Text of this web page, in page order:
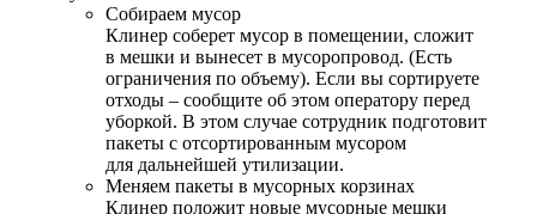
Собираем мусор
Клинер соберет мусор в помещении, сложит
в мешки и вынесет в мусоропровод. (Есть
ограничения по объему). Если вы сортируете
отходы – сообщите об этом оператору перед
уборкой. В этом случае сотрудник подготовит
пакеты с отсортированным мусором
для дальнейшей утилизации.
Меняем пакеты в мусорных корзинах
Клинер положит новые мусорные мешки